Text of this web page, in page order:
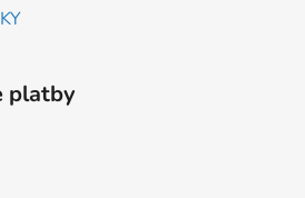
platby